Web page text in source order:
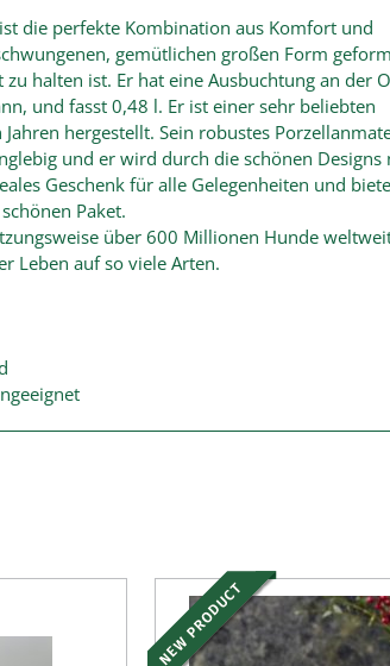
die perfekte Kombination aus Komfort und
gemütlichen großen Form
halten ist. Er hat eine Ausbuchtung an der
und fasst 0,48 l. Er ist einer sehr beliebten
hergestellt. Sein robustes
und er wird durch die schönen Designs
Geschenk für alle Gelegenheiten und
Paket.
über 600 Millionen Hunde
Leben auf so viele Arten.